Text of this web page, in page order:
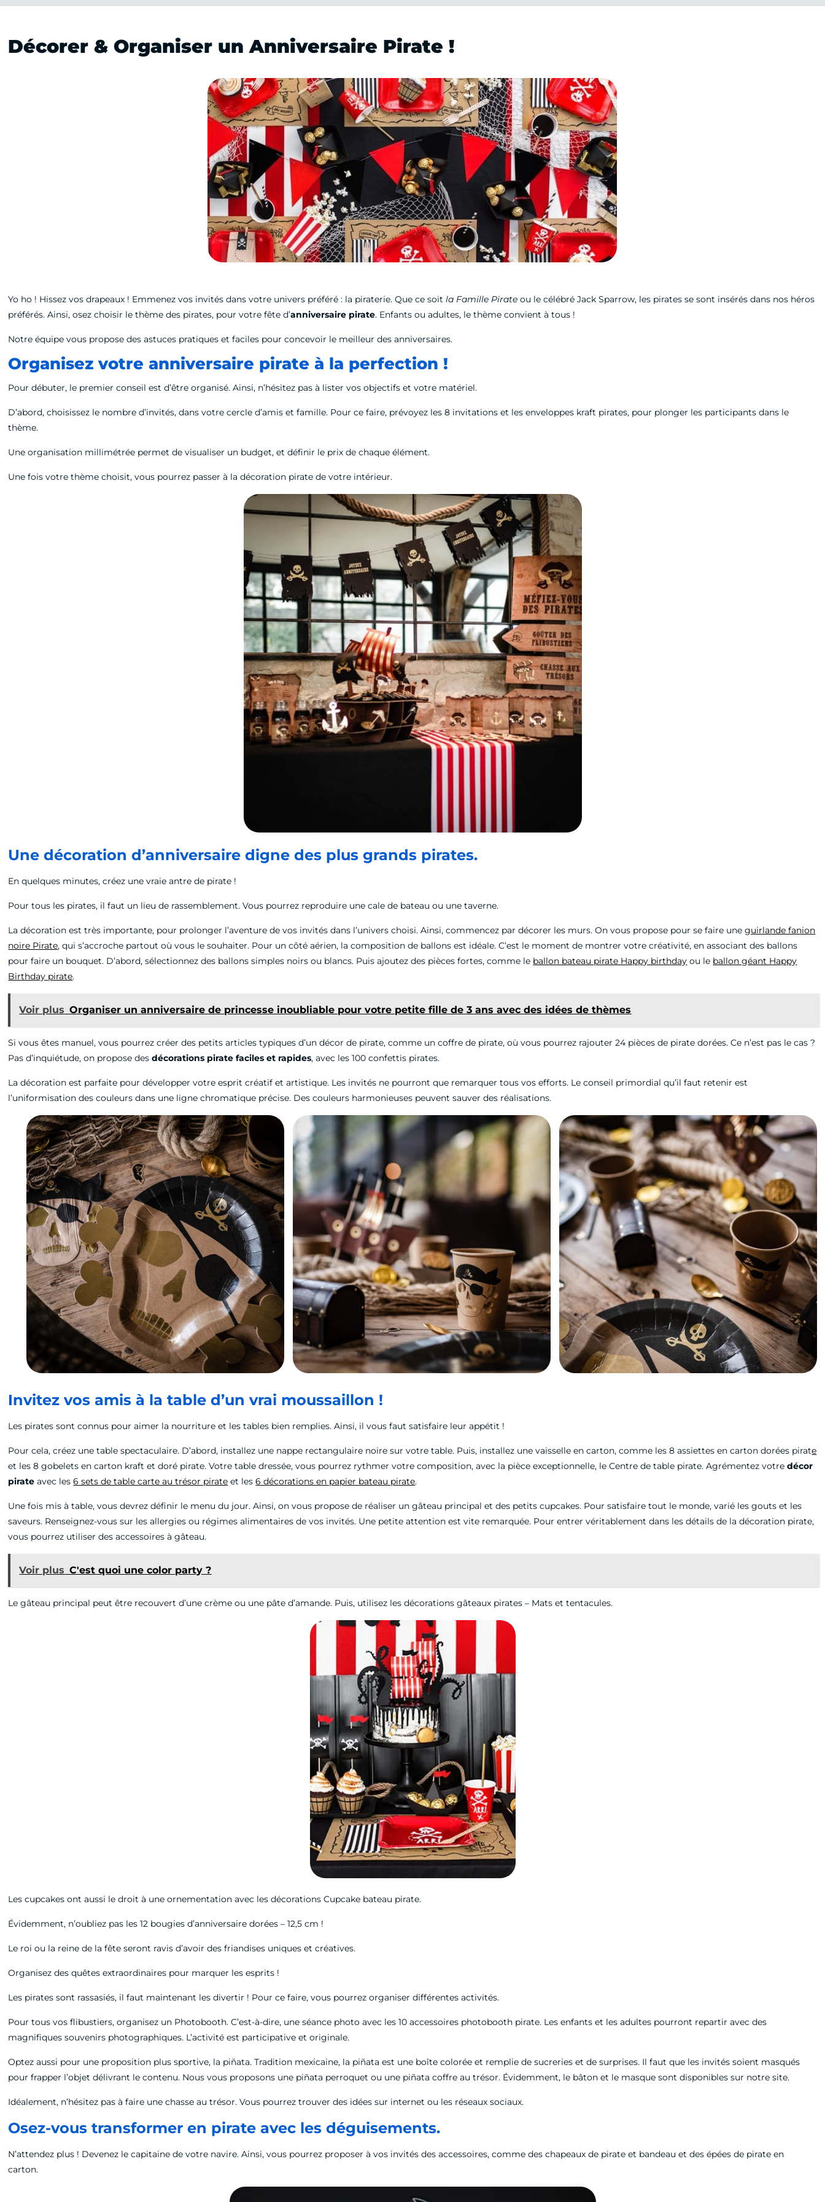
Décorer & Organiser un Anniversaire Pirate !
Yo ho ! Hissez vos drapeaux ! Emmenez vos invités dans votre univers préféré : la piraterie. Que ce soitla Famille Pirate ou le célébré Jack Sparrow, les pirates se sont insérés dans nos héros
préférés. Ainsi, osez choisir le thème des pirates, pour votre fête d’anniversaire pirate. Enfants ou adultes, le thème convient à tous !
Notre équipe vous propose des astuces pratiques et faciles pour concevoir le meilleur des anniversaires.
Organisez votre anniversaire pirate à la perfection !
Pour débuter, le premier conseil est d’être organisé. Ainsi, n’hésitez pas à lister vos objectifs et votre matériel.
D’abord, choisissez le nombre d’invités, dans votre cercle d’amis et famille. Pour ce faire, prévoyez les 8 invitations et les enveloppes kraft pirates, pour plonger les participants dans le
thème.
Une organisation millimétrée permet de visualiser un budget, et définir le prix de chaque élément.
Une fois votre thème choisit, vous pourrez passer à la décoration pirate de votre intérieur.
Une décoration d’anniversaire digne des plus grands pirates.
En quelques minutes, créez une vraie antre de pirate !
Pour tous les pirates, il faut un lieu de rassemblement. Vous pourrez reproduire une cale de bateau ou une taverne.
La décoration est très importante, pour prolonger l’aventure de vos invités dans l’univers choisi. Ainsi, commencez par décorer les murs. On vous propose pour se faire uneguirlande fanion
noire Pirate, qui s’accroche partout où vous le souhaiter. Pour un côté aérien, la composition de ballons est idéale. C’est le moment de montrer votre créativité, en associant des ballons
pour faire un bouquet. D’abord, sélectionnez des ballons simples noirs ou blancs. Puis ajoutez des pièces fortes, comme le ballon bateau pirate Happy birthday ou le ballon géant Happy
Birthday pirate.
Voir plus Organiser un anniversaire de princesse inoubliable pour votre petite fille de 3 ans avec des idées de thèmes
Si vous êtes manuel, vous pourrez créer des petits articles typiques d’un décor de pirate, comme un coffre de pirate, où vous pourrez rajouter 24 pièces de pirate dorées. Ce n’est pas le cas ?
Pas d’inquiétude, on propose desdécorations pirate faciles et rapides, avec les 100 confettis pirates.
La décoration est parfaite pour développer votre esprit créatif et artistique. Les invités ne pourront que remarquer tous vos efforts. Le conseil primordial qu’il faut retenir est
l’uniformisation des couleurs dans une ligne chromatique précise. Des couleurs harmonieuses peuvent sauver des réalisations.
Invitez vos amis à la table d’un vrai moussaillon !
Les pirates sont connus pour aimer la nourriture et les tables bien remplies. Ainsi, il vous faut satisfaire leur appétit !
Pour cela, créez une table spectaculaire. D’abord, installez une nappe rectangulaire noire sur votre table. Puis, installez une vaisselle en carton, comme les 8 assiettes en carton dorées pirate
et les 8 gobelets en carton kraft et doré pirate. Votre table dressée, vous pourrez rythmer votre composition, avec la pièce exceptionnelle, le Centre de table pirate. Agrémentez votredécor
pirate avec les6 sets de table carte au trésor pirate et les6 décorations en papier bateau pirate.
Une fois mis à table, vous devrez définir le menu du jour. Ainsi, on vous propose de réaliser un gâteau principal et des petits cupcakes. Pour satisfaire tout le monde, varié les gouts et les
saveurs. Renseignez-vous sur les allergies ou régimes alimentaires de vos invités. Une petite attention est vite remarquée. Pour entrer véritablement dans les détails de la décoration pirate,
vous pourrez utiliser des accessoires à gâteau.
Voir plus C'est quoi une color party ?
Le gâteau principal peut être recouvert d’une crème ou une pâte d’amande. Puis, utilisez les décorations gâteaux pirates – Mats et tentacules.
Les cupcakes ont aussi le droit à une ornementation avec les décorations Cupcake bateau pirate.
Évidemment, n’oubliez pas les 12 bougies d’anniversaire dorées – 12,5 cm !
Le roi ou la reine de la fête seront ravis d’avoir des friandises uniques et créatives.
Organisez des quêtes extraordinaires pour marquer les esprits !
Les pirates sont rassasiés, il faut maintenant les divertir ! Pour ce faire, vous pourrez organiser différentes activités.
Pour tous vos flibustiers, organisez un Photobooth. C’est-à-dire, une séance photo avec les 10 accessoires photobooth pirate. Les enfants et les adultes pourront repartir avec des
magnifiques souvenirs photographiques. L’activité est participative et originale.
Optez aussi pour une proposition plus sportive, la piñata. Tradition mexicaine, la piñata est une boîte colorée et remplie de sucreries et de surprises. Il faut que les invités soient masqués
pour frapper l’objet délivrant le contenu. Nous vous proposons une piñata perroquet ou une piñata coffre au trésor. Évidemment, le bâton et le masque sont disponibles sur notre site.
Idéalement, n’hésitez pas à faire une chasse au trésor. Vous pourrez trouver des idées sur internet ou les réseaux sociaux.
Osez-vous transformer en pirate avec les déguisements.
N’attendez plus ! Devenez le capitaine de votre navire. Ainsi, vous pourrez proposer à vos invités des accessoires, comme des chapeaux de pirate et bandeau et des épées de pirate en
carton.